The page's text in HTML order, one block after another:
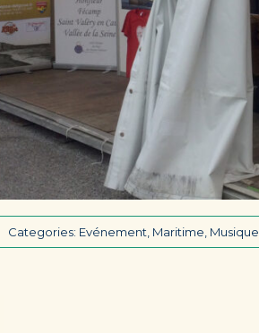
Categories: Evénement, Maritime, Musique